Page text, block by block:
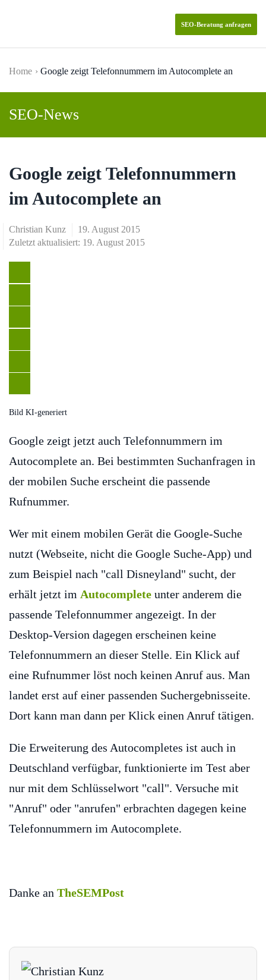
SEO-Beratung anfragen
Home Google zeigt Telefonnummern im Autocomplete an
SEO-News
Google zeigt Telefonnummern
im Autocomplete an
Christian Kunz
19. August 2015
Zuletzt aktualisiert: 19. August 2015
Bild KI-generiert
Google zeigt jetzt auch Telefonnummern im
Autocomplete an. Bei bestimmten Suchanfragen in
der mobilen Suche erscheint die passende
Rufnummer.
Wer mit einem mobilen Gerät die Google-Suche
nutzt (Webseite, nicht die Google Suche-App) und
zum Beispiel nach "call Disneyland" sucht, der
erhält jetzt im Autocomplete unter anderem die
passende Telefonnummer angezeigt. In der
Desktop-Version dagegen erscheinen keine
Telefonnummern an dieser Stelle. Ein Klick auf
eine Rufnummer löst noch keinen Anruf aus. Man
landet erst auf einer passenden Suchergebnisseite.
Dort kann man dann per Klick einen Anruf tätigen.
Die Erweiterung des Autocompletes ist auch in
Deutschland verfügbar, funktionierte im Test aber
nur mit dem Schlüsselwort "call". Versuche mit
"Anruf" oder "anrufen" erbrachten dagegen keine
Telefonnummern im Autocomplete.
Danke an TheSEMPost